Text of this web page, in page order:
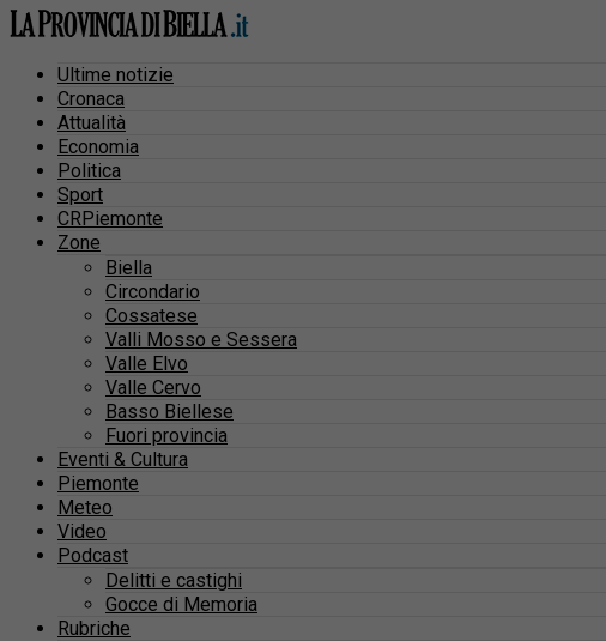
Ultime notizie
Cronaca
Attualità
Economia
Politica
Sport
CRPiemonte
Zone
Biella
Circondario
Cossatese
Valli Mosso e Sessera
Valle Elvo
Valle Cervo
Basso Biellese
Fuori provincia
Eventi & Cultura
Piemonte
Meteo
Video
Podcast
Delitti e castighi
Gocce di Memoria
Rubriche